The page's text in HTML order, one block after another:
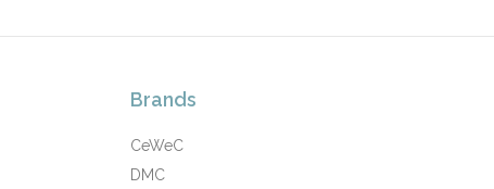
Brands
CeWeC
DMC